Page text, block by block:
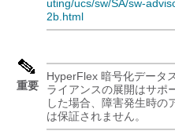
uting/ucs/sw/SA/sw-
2b.html
重要
HyperFlex 暗号化データ
ライアンスの展開はサポ
した場合、障害発生時の
は保証されません。